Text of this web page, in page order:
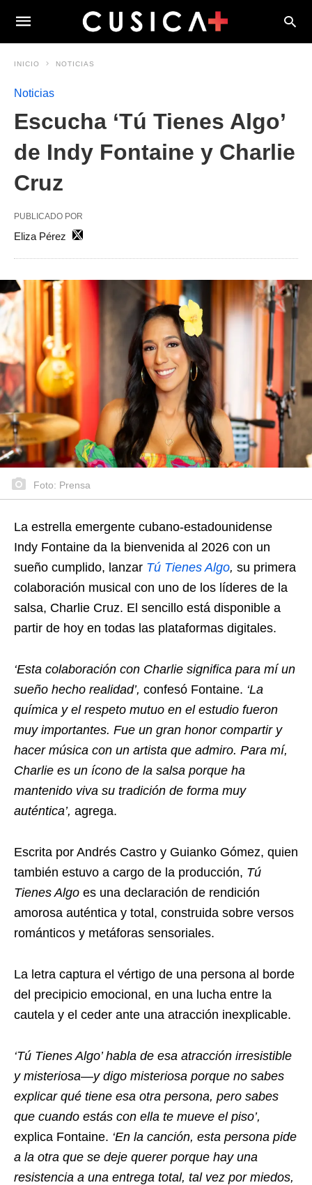
INICIO NOTICIAS
Noticias
Escucha ‘Tú Tienes Algo’
de Indy Fontaine y Charlie
Cruz
PUBLICADO POR
Eliza Pérez
Foto: Prensa
La estrella emergente cubano-estadounidense
Indy Fontaine da la bienvenida al 2026 con un
sueño cumplido, lanzar Tú Tienes Algo, su primera
colaboración musical con uno de los líderes de la
salsa, Charlie Cruz. El sencillo está disponible a
partir de hoy en todas las plataformas digitales.
‘Esta colaboración con Charlie significa para mí un
sueño hecho realidad’, confesó Fontaine. ‘La
química y el respeto mutuo en el estudio fueron
muy importantes. Fue un gran honor compartir y
hacer música con un artista que admiro. Para mí,
Charlie es un ícono de la salsa porque ha
mantenido viva su tradición de forma muy
auténtica’, agrega.
Escrita por Andrés Castro y Guianko Gómez, quien
también estuvo a cargo de la producción, Tú
Tienes Algo es una declaración de rendición
amorosa auténtica y total, construida sobre versos
románticos y metáforas sensoriales.
La letra captura el vértigo de una persona al borde
del precipicio emocional, en una lucha entre la
cautela y el ceder ante una atracción inexplicable.
‘Tú Tienes Algo’ habla de esa atracción irresistible
y misteriosa—y digo misteriosa porque no sabes
explicar qué tiene esa otra persona, pero sabes
que cuando estás con ella te mueve el piso’,
explica Fontaine. ‘En la canción, esta persona pide
a la otra que se deje querer porque hay una
resistencia a una entrega total, tal vez por miedos,